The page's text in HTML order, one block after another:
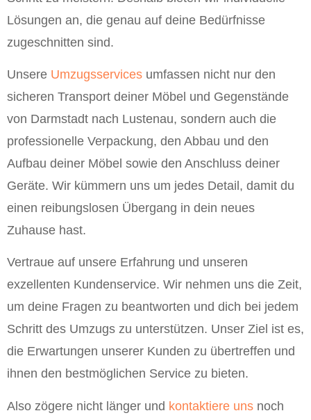
Lösungen an, die genau auf deine Bedürfnisse
zugeschnitten sind.
Unsere Umzugsservices umfassen nicht nur den
sicheren Transport deiner Möbel und Gegenstände
von Darmstadt nach Lustenau, sondern auch die
professionelle Verpackung, den Abbau und den
Aufbau deiner Möbel sowie den Anschluss deiner
Geräte. Wir kümmern uns um jedes Detail, damit du
einen reibungslosen Übergang in dein neues
Zuhause hast.
Vertraue auf unsere Erfahrung und unseren
exzellenten Kundenservice. Wir nehmen uns die Zeit,
um deine Fragen zu beantworten und dich bei jedem
Schritt des Umzugs zu unterstützen. Unser Ziel ist es,
die Erwartungen unserer Kunden zu übertreffen und
ihnen den bestmöglichen Service zu bieten.
Also zögere nicht länger und kontaktiere uns noch